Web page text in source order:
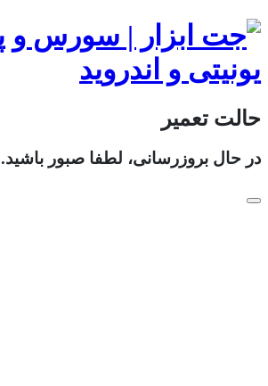
حالت تعمیر
در حال بروزرسانی، لطفا صبور باشید.